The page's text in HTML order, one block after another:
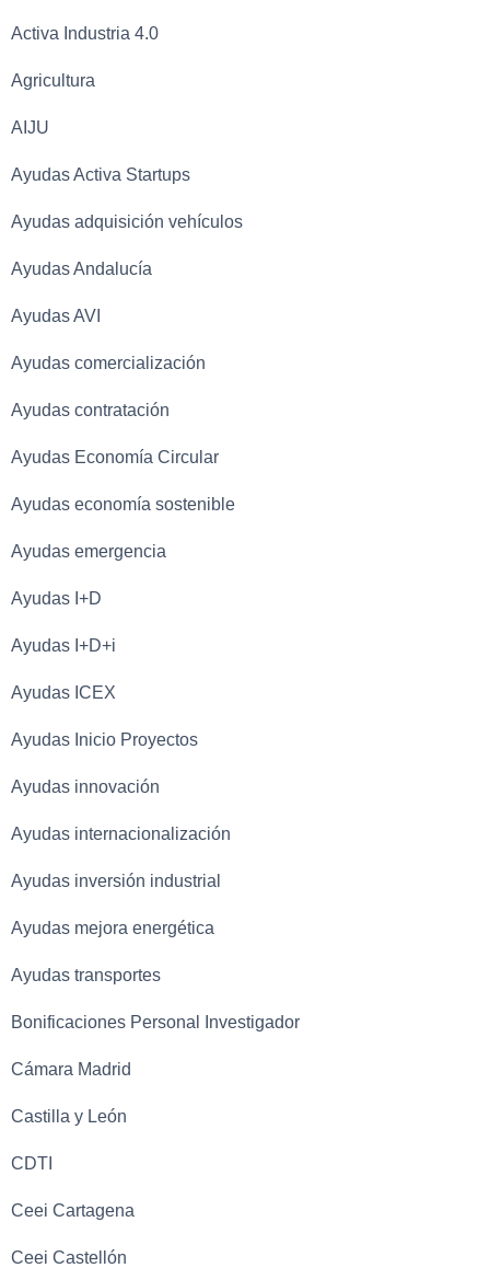
Activa Industria 4.0
Agricultura
AIJU
Ayudas Activa Startups
Ayudas adquisición vehículos
Ayudas Andalucía
Ayudas AVI
Ayudas comercialización
Ayudas contratación
Ayudas Economía Circular
Ayudas economía sostenible
Ayudas emergencia
Ayudas I+D
Ayudas I+D+i
Ayudas ICEX
Ayudas Inicio Proyectos
Ayudas innovación
Ayudas internacionalización
Ayudas inversión industrial
Ayudas mejora energética
Ayudas transportes
Bonificaciones Personal Investigador
Cámara Madrid
Castilla y León
CDTI
Ceei Cartagena
Ceei Castellón